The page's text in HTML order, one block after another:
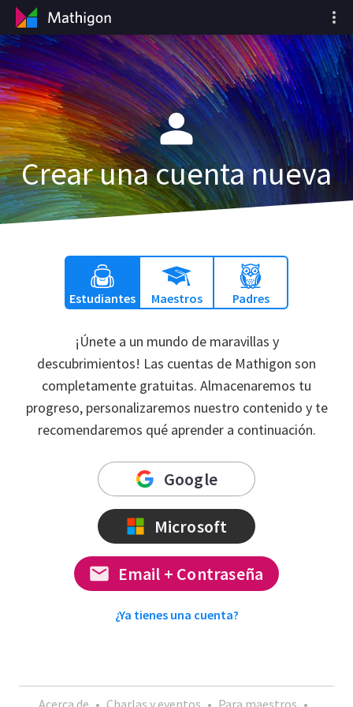
Crear una cuenta nueva
Estudiantes Maestros Padres
¡Únete a un mundo de maravillas y
descubrimientos! Las cuentas de Mathigon son
completamente gratuitas. Almacenaremos tu
progreso, personalizaremos nuestro contenido y te
recomendaremos qué aprender a continuación.
Google
Microsoft
Email + Contraseña
¿Ya tienes una cuenta?
Acerca de • Charlas y eventos • Para maestros •